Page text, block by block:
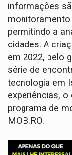
informações
monitoramento
permitindo a
cidades. A
em 2022, pelo
série de
tecnologia em
experiências,
programa de
MOB.RO.